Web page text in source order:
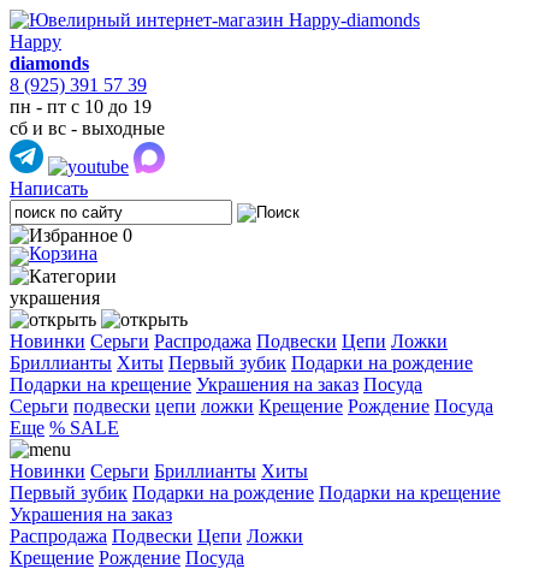
Happy
diamonds
8 (925) 391 57 39
пн - пт с 10 до 19
сб и вс - выходные
Написать
0
украшения
Новинки Серьги Распродажа Подвески Цепи Ложки
Бриллианты Хиты Первый зубик Подарки на рождение
Подарки на крещение Украшения на заказ Посуда
Cерьги подвески цепи ложки Крещение Рождение Посуда
Еще % SALE
Новинки Серьги Бриллианты Хиты
Первый зубик Подарки на рождение Подарки на крещение
Украшения на заказ
Распродажа Подвески Цепи Ложки
Крещение Рождение Посуда